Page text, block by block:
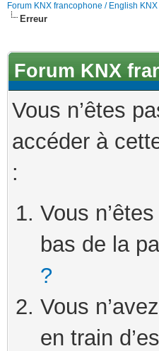
Forum KNX francophone / English
Erreur
Forum KNX
Vous n’êtes
accéder à
:
Vous
bas de la
?
Vous
en train